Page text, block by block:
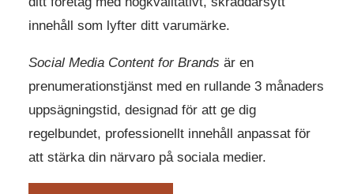
innehåll som lyfter ditt varumärke.
Social Media Content for Brands är en
prenumerationstjänst med en rullande 3 månaders
uppsägningstid, designad för att ge dig
regelbundet, professionellt innehåll anpassat för
att stärka din närvaro på sociala medier.